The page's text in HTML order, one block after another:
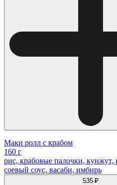
Маки ролл с крабом
160 г
рис, крабовые палочки, кунжут,
соевый соус, васаби, имбирь
535 ₽